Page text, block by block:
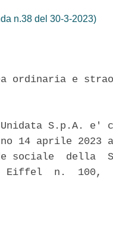
n.38 del 30-3-2023)
ordinaria e
S.p.A. e'
14 aprile 2023
sociale
Eiffel  n.  100,